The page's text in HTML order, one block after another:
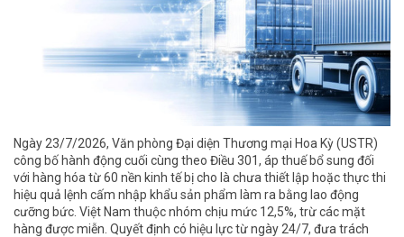
Ngày 23/7/2026, Văn phòng Đại diện Thương mại Hoa Kỳ (USTR)
công bố hành động cuối cùng theo Điều 301, áp thuế bổ sung đối
với hàng hóa từ 60 nền kinh tế bị cho là chưa thiết lập hoặc thực thi
hiệu quả lệnh cấm nhập khẩu sản phẩm làm ra bằng lao động
cưỡng bức. Việt Nam thuộc nhóm chịu mức 12,5%, trừ các mặt
hàng được miễn. Quyết định có hiệu lực từ ngày 24/7, đưa trách